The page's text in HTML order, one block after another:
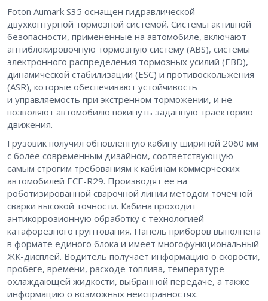
Foton Aumark S35 оснащен гидравлической
двухконтурной тормозной системой. Системы активной
безопасности, примененные на автомобиле, включают
антиблокировочную тормозную систему (ABS), системы
электронного распределения тормозных усилий (EBD),
динамической стабилизации (ESC) и противоскольжения
(ASR), которые обеспечивают устойчивость
и управляемость при экстренном торможении, и не
позволяют автомобилю покинуть заданную траекторию
движения.
Грузовик получил обновленную кабину шириной 2060 мм
с более современным дизайном, соответствующую
самым строгим требованиям к кабинам коммерческих
автомобилей ECE-R29. Производят ее на
роботизированной сварочной линии методом точечной
сварки высокой точности. Кабина проходит
антикоррозионную обработку с технологией
катафорезного грунтования. Панель приборов выполнена
в формате единого блока и имеет многофункциональный
ЖК-дисплей. Водитель получает информацию о скорости,
пробеге, времени, расходе топлива, температуре
охлаждающей жидкости, выбранной передаче, а также
информацию о возможных неисправностях.